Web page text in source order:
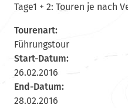
Tage1 + 2: Touren je nach
Tourenart:
Führungstour
Start-Datum:
26.02.2016
End-Datum:
28.02.2016